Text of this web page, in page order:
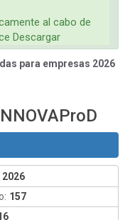
al cabo de
Descargar
para empresas 2026
2026
157